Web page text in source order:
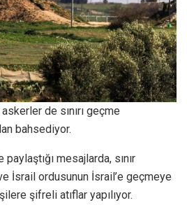
de sınırı geçme
bahsediyor.
mesajlarda, sınır
İsrail ordusunun İsrail’e geçmeye
şifreli atıflar yapılıyor.